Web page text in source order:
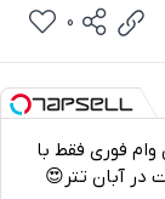
0
وام فوری فقط با
در آبان تتر😍